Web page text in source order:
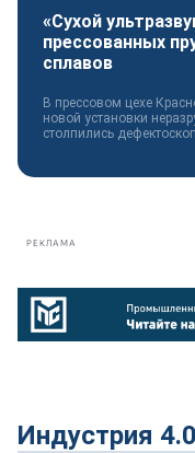
«Сухой
прессованных
сплавов
В прессовом цехе
новой установки
столпились
РЕКЛАМА
Индустрия 4.0